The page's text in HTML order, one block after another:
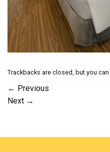
Trackbacks are closed, but you can
← Previous
Next →